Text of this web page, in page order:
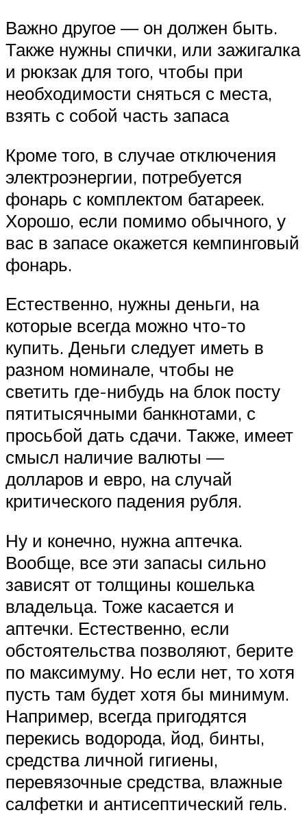
Важно другое — он должен быть.
Также нужны спички, или зажигалка
и рюкзак для того, чтобы при
необходимости сняться с места,
взять с собой часть запаса
Кроме того, в случае отключения
электроэнергии, потребуется
фонарь с комплектом батареек.
Хорошо, если помимо обычного, у
вас в запасе окажется кемпинговый
фонарь.
Естественно, нужны деньги, на
которые всегда можно что-то
купить. Деньги следует иметь в
разном номинале, чтобы не
светить где-нибудь на блок посту
пятитысячными банкнотами, с
просьбой дать сдачи. Также, имеет
смысл наличие валюты —
долларов и евро, на случай
критического падения рубля.
Ну и конечно, нужна аптечка.
Вообще, все эти запасы сильно
зависят от толщины кошелька
владельца. Тоже касается и
аптечки. Естественно, если
обстоятельства позволяют, берите
по максимуму. Но если нет, то хотя
пусть там будет хотя бы минимум.
Например, всегда пригодятся
перекись водорода, йод, бинты,
средства личной гигиены,
перевязочные средства, влажные
салфетки и антисептический гель.